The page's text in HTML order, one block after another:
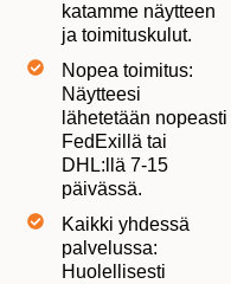
katamme näytteen
ja toimituskulut.
Nopea toimitus:
Näytteesi
lähetetään nopeasti
FedExillä tai
DHL:llä 7-15
päivässä.
Kaikki yhdessä
palvelussa:
Huolellisesti